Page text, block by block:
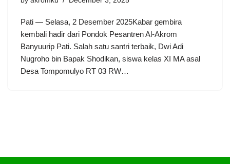
Pati — Selasa, 2 Desember 2025Kabar gembira
kembali hadir dari Pondok Pesantren Al-Akrom
Banyuurip Pati. Salah satu santri terbaik, Dwi Adi
Nugroho bin Bapak Shodikan, siswa kelas XI MA asal
Desa Tompomulyo RT 03 RW…